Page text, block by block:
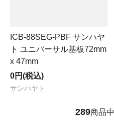
ICB-88SEG-PBF サンハヤ
ト ユニバーサル基板72mm
x 47mm
0円(税込)
サンハヤト
289商品中